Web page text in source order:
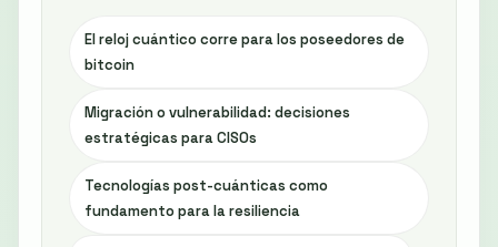
El reloj cuántico corre para los poseedores de
bitcoin
Migración o vulnerabilidad: decisiones
estratégicas para CISOs
Tecnologías post-cuánticas como
fundamento para la resiliencia